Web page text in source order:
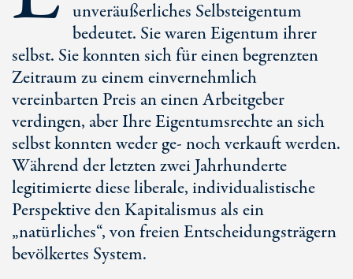
unveräußerliches Selbsteigentum
bedeutet. Sie waren Eigentum ihrer
selbst. Sie konnten sich für einen begrenzten
Zeitraum zu einem einvernehmlich
vereinbarten Preis an einen Arbeitgeber
verdingen, aber Ihre Eigentumsrechte an sich
selbst konnten weder ge- noch verkauft werden.
Während der letzten zwei Jahrhunderte
legitimierte diese liberale, individualistische
Perspektive den Kapitalismus als ein
„natürliches“, von freien Entscheidungsträgern
bevölkertes System.